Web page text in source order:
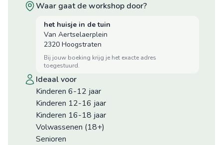
waar gaat de workshop door?
het huisje in de tuin
Van Aertselaerplein
2320 Hoogstraten
bij jouw boeking krijg je het exacte adres
toegestuurd.
ideaal voor
Kinderen 6-12 jaar
Kinderen 12-16 jaar
Kinderen 16-18 jaar
Volwassenen (18+)
Senioren